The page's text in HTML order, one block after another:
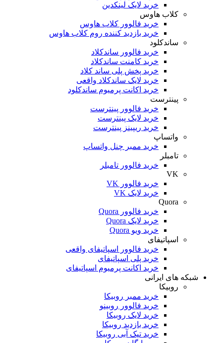
خرید لایک لینکدین
کلاب هاوس
خرید فالوور کلاب هاوس
خرید بازدید کننده روم کلاب هاوس
ساندکلود
خرید فالوور ساندکلاد
خرید کامنت ساندکلاد
خرید پخش پلی ساند کلاد
خرید لایک ساندکلاد واقعی
خرید اکانت پرمیوم ساندکلود
پینترست
خرید فالوور پینترست
خرید لایک پینترست
خرید ریپینز پینترست
واتساپ
خرید ممبر چنل واتساپ
خرید فالوور تامبلر
خرید فالوور VK
خرید لایک VK
خرید فالوور Quora
خرید لایک Quora
خرید ویو Quora
اسپاتیفای
خرید فالوور اسپاتیفای واقعی
خرید پلی اسپاتیفای
خرید اکانت پرمیوم اسپاتیفای
های ایرانی
خرید ممبر روبیکا
خرید فالوور روبینو
خرید لایک روبیکا
خرید بازدید روبیکا
خرید تیک آبی روبیکا